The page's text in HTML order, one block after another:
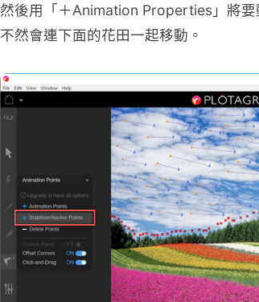
然後用「＋Animation Properties」將
不然會連下面的花田一起移動。